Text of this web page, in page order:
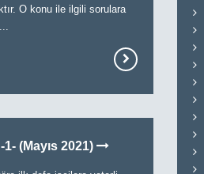
O konu ile ilgili sorulara
(Mayıs 2021)